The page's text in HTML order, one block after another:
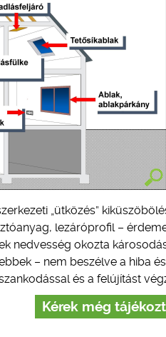
„ütközés”
lezáróprofil –
nedvesség okozta
– nem beszélve a hiba
és a felújítást
Kérek még